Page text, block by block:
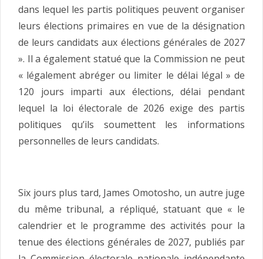
dans lequel les partis politiques peuvent organiser
leurs élections primaires en vue de la désignation
de leurs candidats aux élections générales de 2027
». Il a également statué que la Commission ne peut
« légalement abréger ou limiter le délai légal » de
120 jours imparti aux élections, délai pendant
lequel la loi électorale de 2026 exige des partis
politiques qu’ils soumettent les informations
personnelles de leurs candidats.
Six jours plus tard, James Omotosho, un autre juge
du même tribunal, a répliqué, statuant que « le
calendrier et le programme des activités pour la
tenue des élections générales de 2027, publiés par